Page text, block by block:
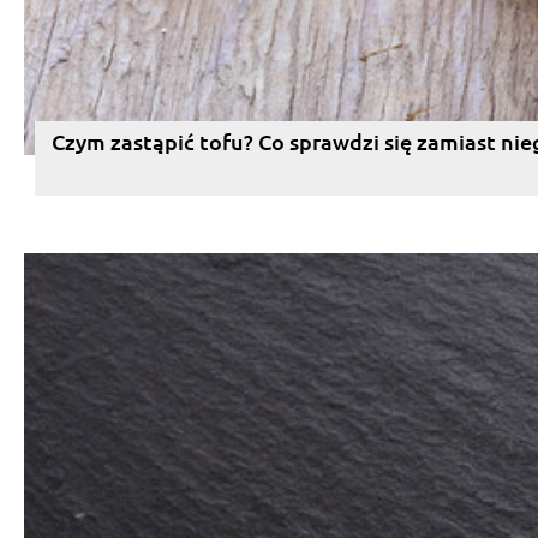
Czym zastąpić tofu? Co sprawdzi się zamiast